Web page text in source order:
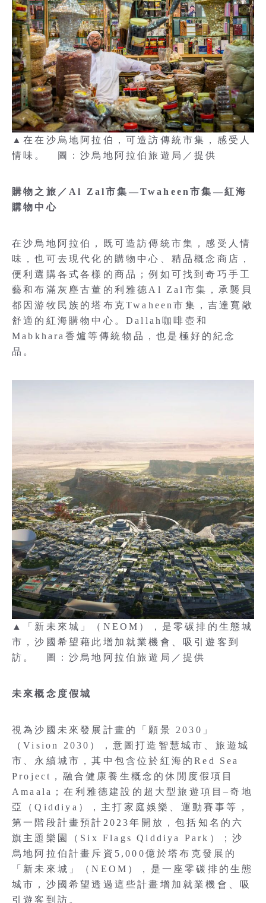
▲在在沙烏地阿拉伯，可造訪傳統市集，感受人
情味。 圖：沙烏地阿拉伯旅遊局／提供
購物之旅／Al Zal市集—Twaheen市集—紅海
購物中心
在沙烏地阿拉伯，既可造訪傳統市集，感受人情
味，也可去現代化的購物中心、精品概念商店，
便利選購各式各樣的商品；例如可找到奇巧手工
藝和布滿灰塵古董的利雅德Al Zal市集，承襲貝
都因游牧民族的塔布克Twaheen市集，吉達寬敞
舒適的紅海購物中心。Dallah咖啡壺和
Mabkhara香爐等傳統物品，也是極好的紀念
品。
▲「新未來城」（NEOM），是零碳排的生態城
市，沙國希望藉此增加就業機會、吸引遊客到
訪。 圖：沙烏地阿拉伯旅遊局／提供
未來概念度假城
視為沙國未來發展計畫的「願景 2030」
（Vision 2030），意圖打造智慧城市、旅遊城
市、永續城市，其中包含位於紅海的Red Sea
Project，融合健康養生概念的休閒度假項目
Amaala；在利雅德建設的超大型旅遊項目–奇地
亞（Qiddiya），主打家庭娛樂、運動賽事等，
第一階段計畫預計2023年開放，包括知名的六
旗主題樂園（Six Flags Qiddiya Park）；沙
烏地阿拉伯計畫斥資5,000億於塔布克發展的
「新未來城」（NEOM），是一座零碳排的生態
城市，沙國希望透過這些計畫增加就業機會、吸
引遊客到訪。